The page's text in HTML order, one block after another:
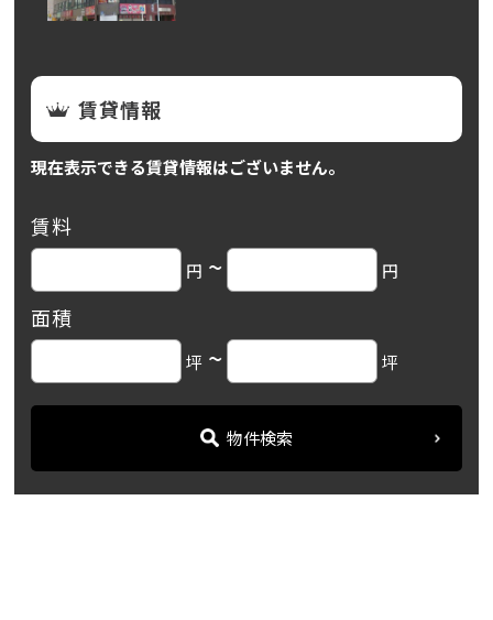
賃貸情報
現在表示できる賃貸情報はございません。
賃料
円 ~ 円
面積
坪 ~ 坪
物件検索